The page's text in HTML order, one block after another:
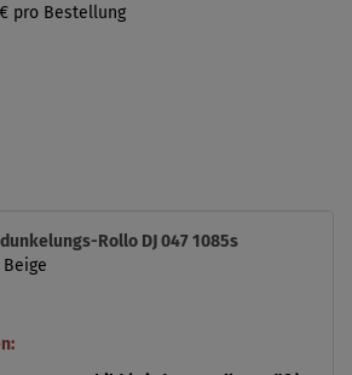
pro Bestellung
Rollo DJ 047 1085s
Beige